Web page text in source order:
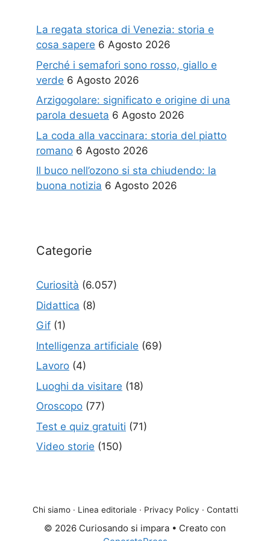
La regata storica di Venezia: storia e
cosa sapere 6 Agosto 2026
Perché i semafori sono rosso, giallo e
verde 6 Agosto 2026
Arzigogolare: significato e origine di una
parola desueta 6 Agosto 2026
La coda alla vaccinara: storia del piatto
romano 6 Agosto 2026
Il buco nell’ozono si sta chiudendo: la
buona notizia 6 Agosto 2026
Categorie
Curiosità (6.057)
Didattica (8)
Gif (1)
Intelligenza artificiale (69)
Lavoro (4)
Luoghi da visitare (18)
Oroscopo (77)
Test e quiz gratuiti (71)
Video storie (150)
Chi siamo · Linea editoriale · Privacy Policy · Contatti
© 2026 Curiosando si impara • Creato con